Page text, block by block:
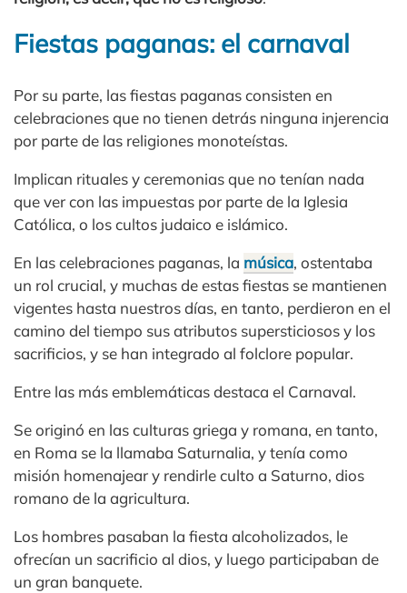
Fiestas paganas: el carnaval
Por su parte, las fiestas paganas consisten en
celebraciones que no tienen detrás ninguna injerencia
por parte de las religiones monoteístas.
Implican rituales y ceremonias que no tenían nada
que ver con las impuestas por parte de la Iglesia
Católica, o los cultos judaico e islámico.
En las celebraciones paganas, la música, ostentaba
un rol crucial, y muchas de estas fiestas se mantienen
vigentes hasta nuestros días, en tanto, perdieron en el
camino del tiempo sus atributos supersticiosos y los
sacrificios, y se han integrado al folclore popular.
Entre las más emblemáticas destaca el Carnaval.
Se originó en las culturas griega y romana, en tanto,
en Roma se la llamaba Saturnalia, y tenía como
misión homenajear y rendirle culto a Saturno, dios
romano de la agricultura.
Los hombres pasaban la fiesta alcoholizados, le
ofrecían un sacrificio al dios, y luego participaban de
un gran banquete.